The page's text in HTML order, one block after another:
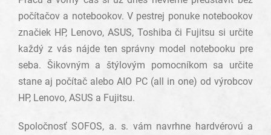
počítačov a notebookov. V pestrej ponuke notebookov
značiek HP, Lenovo, ASUS, Toshiba či Fujitsu si určite
každý z vás nájde ten správny model notebooku pre
seba. Šikovným a štýlovým pomocníkom sa určite
stane aj počítač alebo AIO PC (all in one) od výrobcov
HP, Lenovo, ASUS a Fujitsu.
Spoločnosť SOFOS, a. s. vám navrhne hardvérovú a